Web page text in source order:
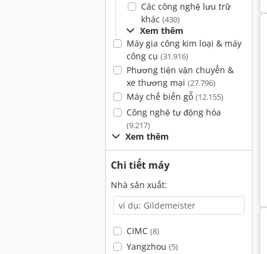
Các công nghệ lưu trữ
khác (430)
Xem thêm
Máy gia công kim loại & máy
công cụ (31.916)
Phương tiện vận chuyển &
xe thương mại (27.796)
Máy chế biến gỗ (12.155)
Công nghệ tự động hóa
(9.217)
Xem thêm
Chi tiết máy
Nhà sản xuất:
CIMC (8)
Yangzhou (5)